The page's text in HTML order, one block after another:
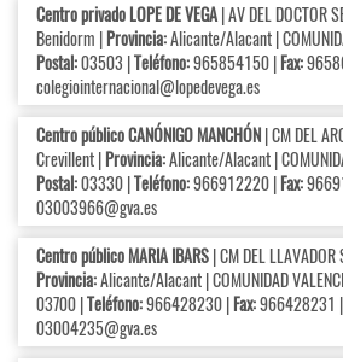
Centro privado LOPE DE VEGA| AV DEL DOCTOR
Benidorm |Provincia:Alicante/Alacant |
Postal:03503 |Teléfono:965854150 |Fax:
colegiointernacional@lopedevega.es
Centro público CANÓNIGO MANCHÓN| CM DEL
Crevillent |Provincia:Alicante/Alacant |
Postal:03330 |Teléfono:966912220 |Fax:
03003966@gva.es
Centro público MARIA IBARS| CM DEL
Provincia:Alicante/Alacant | COMUNIDAD
03700 |Teléfono:966428230 |Fax:966428231 |
03004235@gva.es